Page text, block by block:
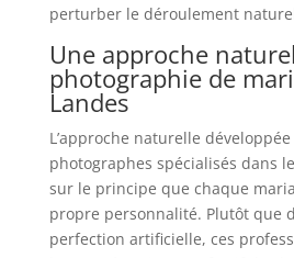
perturber le déroulement
Une approche
photographie de
Landes
L’approche naturelle
photographes spécialisés dans
sur le principe que chaque
propre personnalité. Plutôt que
perfection artificielle, ces